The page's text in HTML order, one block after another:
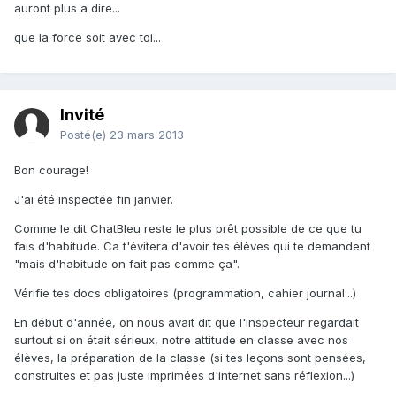
auront plus a dire...
que la force soit avec toi...
Invité
Posté(e) 23 mars 2013
Bon courage!
J'ai été inspectée fin janvier.
Comme le dit ChatBleu reste le plus prêt possible de ce que tu
fais d'habitude. Ca t'évitera d'avoir tes élèves qui te demandent
"mais d'habitude on fait pas comme ça".
Vérifie tes docs obligatoires (programmation, cahier journal...)
En début d'année, on nous avait dit que l'inspecteur regardait
surtout si on était sérieux, notre attitude en classe avec nos
élèves, la préparation de la classe (si tes leçons sont pensées,
construites et pas juste imprimées d'internet sans réflexion...)